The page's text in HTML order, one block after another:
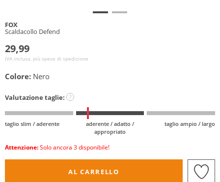
FOX
Scaldacollo Defend
29,99
IVA inclusa, più spese di spedizione
Colore: Nero
Valutazione taglie: ?
taglio slim / aderente
aderente / adatto /
appropriato
taglio ampio / largo
Attenzione: Solo ancora 3 disponibile!
AL CARRELLO